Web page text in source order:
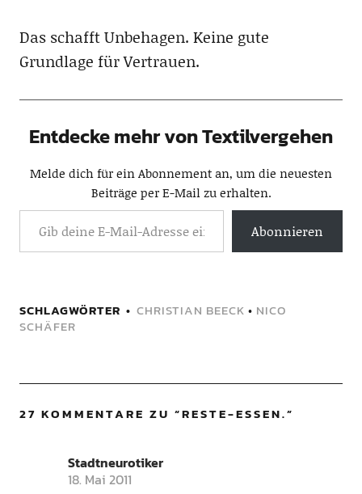
Das schafft Unbehagen. Keine gute
Grundlage für Vertrauen.
Entdecke mehr von Textilvergehen
Melde dich für ein Abonnement an, um die neuesten
Beiträge per E-Mail zu erhalten.
Abonnieren
SCHLAGWÖRTER CHRISTIAN BEECK • NICO
SCHÄFER
27 KOMMENTARE ZU “RESTE-ESSEN.”
Stadtneurotiker
18. Mai 2011